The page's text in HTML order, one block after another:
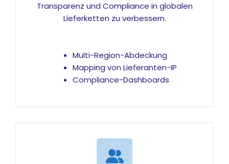
Transparenz und Compliance in globalen
Lieferketten zu verbessern.
Multi-Region-Abdeckung
Mapping von Lieferanten-IP
Compliance-Dashboards